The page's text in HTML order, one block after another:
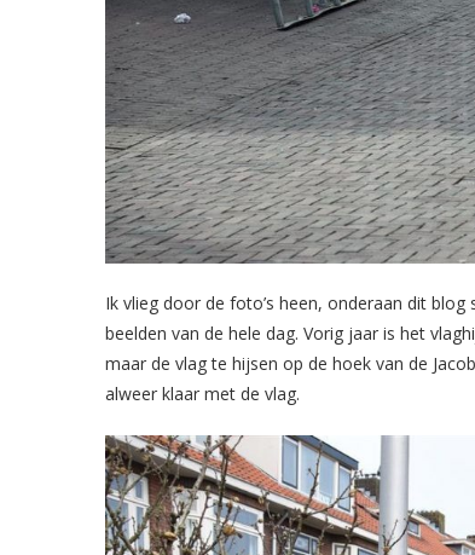
Ik vlieg door de foto’s heen, onderaan dit
beelden van de hele dag. Vorig jaar is het
maar de vlag te hijsen op de hoek van de
alweer klaar met de vlag.